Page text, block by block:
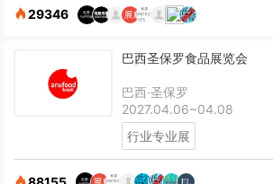
29346
巴西圣保罗食品展览会
巴西·圣保罗
2027.04.06~04.08
行业专业展